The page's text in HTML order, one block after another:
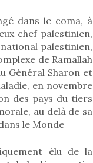
dans le coma, à
chef palestinien,
palestinien,
de Ramallah
Général Sharon et
en novembre
des pays du tiers
au delà de sa
le Monde
élu de la